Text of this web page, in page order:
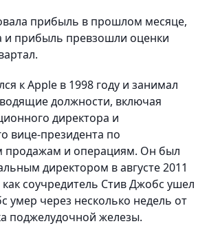
прибыль в прошлом месяце,
и прибыль превзошли оценки
к Apple в 1998 году и занимал
должности, включая
директора и
вице-президента по
продажам и операциям. Он был
директором в августе 2011
как соучредитель Стив Джобс ушел
умер через несколько недель от
поджелудочной железы.